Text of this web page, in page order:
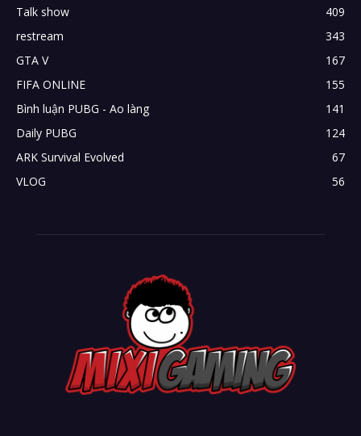
Talk show
409
restream
343
GTA V
167
FIFA ONLINE
155
Bình luận PUBG - Ao làng
141
Daily PUBG
124
ARK Survival Evolved
67
VLOG
56